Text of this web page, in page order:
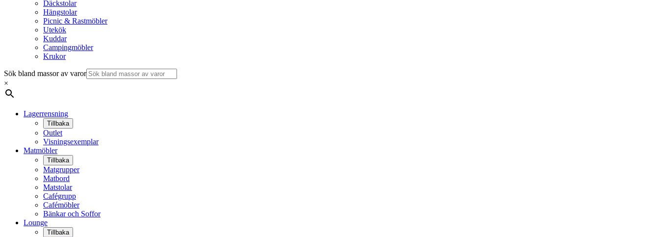
Däckstolar
Hängstolar
Picnic & Rastmöbler
Utekök
Kuddar
Campingmöbler
Krukor
Sök bland massor av varor
×
Lagerrensning
Tillbaka
Outlet
Visningsexemplar
Matmöbler
Tillbaka
Matgrupper
Matbord
Matstolar
Cafégrupp
Cafémöbler
Bänkar och Soffor
Lounge
Tillbaka